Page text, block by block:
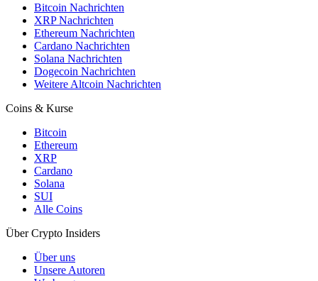
Bitcoin Nachrichten
XRP Nachrichten
Ethereum Nachrichten
Cardano Nachrichten
Solana Nachrichten
Dogecoin Nachrichten
Weitere Altcoin Nachrichten
Coins & Kurse
Bitcoin
Ethereum
XRP
Cardano
Solana
SUI
Alle Coins
Über Crypto Insiders
Über uns
Unsere Autoren